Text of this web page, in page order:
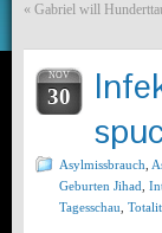
« Gabriel will
NOV
30
Asylmissbrauch
Geburten Jihad
Tagesschau